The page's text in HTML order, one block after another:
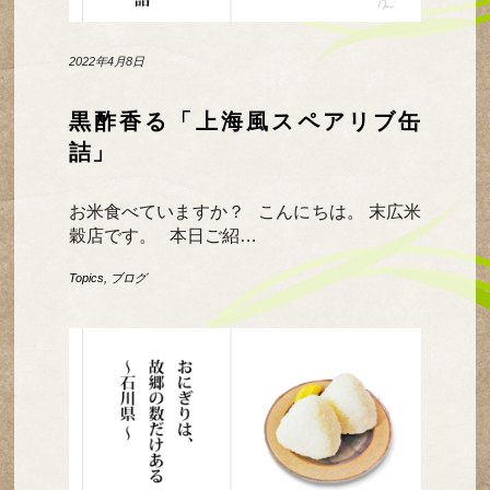
2022年4月8日
黒酢香る「上海風スペアリブ缶
詰」
お米食べていますか？ こんにちは。 末広米
穀店です。 本日ご紹…
Topics, ブログ